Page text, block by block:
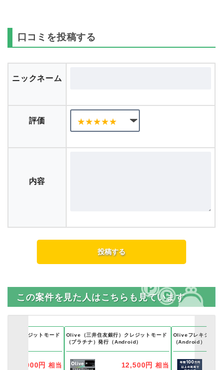
口コミを投稿する
ニックネーム
評価
内容
この案件を見た人はこちらも見ています
行）クレジットモード
5,000円 相当
Olive（三井住友銀行）クレジットモード
（プラチナ）発行（Android）
12,500円 相当
Oliveフレキシブル
（Android）